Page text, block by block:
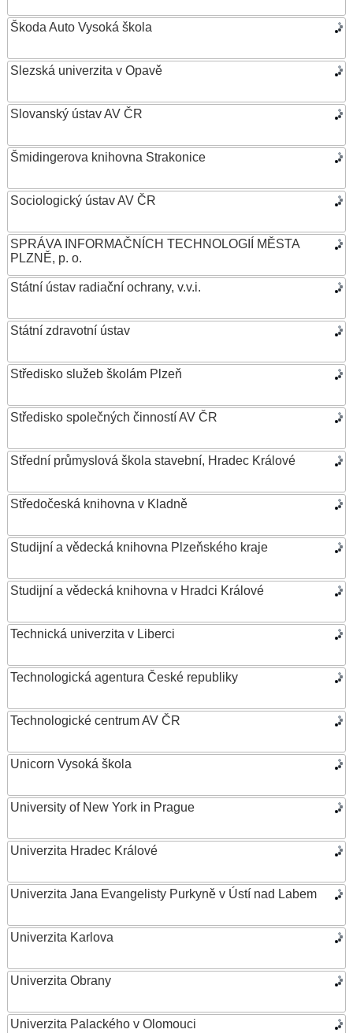
Škoda Auto Vysoká škola
Slezská univerzita v Opavě
Slovanský ústav AV ČR
Šmidingerova knihovna Strakonice
Sociologický ústav AV ČR
SPRÁVA INFORMAČNÍCH TECHNOLOGIÍ MĚSTA
PLZNĚ, p. o.
Státní ústav radiační ochrany, v.v.i.
Státní zdravotní ústav
Středisko služeb školám Plzeň
Středisko společných činností AV ČR
Střední průmyslová škola stavební, Hradec Králové
Středočeská knihovna v Kladně
Studijní a vědecká knihovna Plzeňského kraje
Studijní a vědecká knihovna v Hradci Králové
Technická univerzita v Liberci
Technologická agentura České republiky
Technologické centrum AV ČR
Unicorn Vysoká škola
University of New York in Prague
Univerzita Hradec Králové
Univerzita Jana Evangelisty Purkyně v Ústí nad Labem
Univerzita Karlova
Univerzita Obrany
Univerzita Palackého v Olomouci